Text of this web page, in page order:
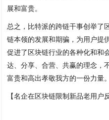
展和富贵。
总之，比特派的跨链干事创举了
链本领的发展和期骗，为用户提
促进了区块链行业的各种化和和
达、分享、合营、共赢的理念，
富贵和高出孝敬我方的一份力量
【名企在区块链限制新品老用户